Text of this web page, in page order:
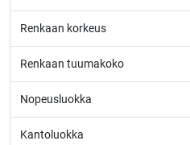
Renkaan korkeus
Renkaan tuumakoko
Nopeusluokka
Kantoluokka